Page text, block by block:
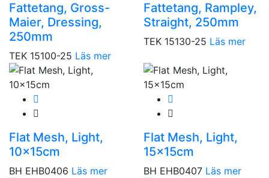
Fattetang, Gross-
Maier, Dressing,
250mm
TEK 15100-25 Läs mer
Fattetang, Rampley,
Straight, 250mm
TEK 15130-25 Läs mer
Flat Mesh, Light,
10x15cm
BH EHB0406 Läs mer
Flat Mesh, Light,
15x15cm
BH EHB0407 Läs mer